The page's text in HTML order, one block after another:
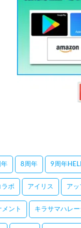
年 8周年 9周年
ラボ アイリス アッ
ント キラサマハレ